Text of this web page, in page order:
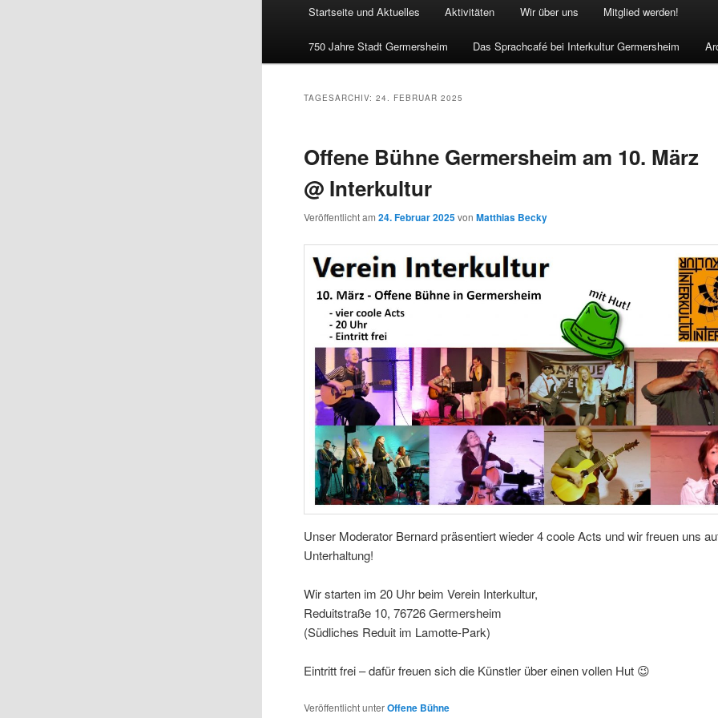
Startseite und Aktuelles Aktivitäten Wir über uns Mitglied werden!
750 Jahre Stadt Germersheim Das Sprachcafé bei Interkultur Germersheim
TAGESARCHIV:24. FEBRUAR 2025
Offene Bühne Germersheim am 10. März
@ Interkultur
Veröffentlicht am24. Februar 2025 vonMatthias Becky
Unser Moderator Bernard präsentiert wieder 4 coole Acts und wir freuen uns
Unterhaltung!
Wir starten im 20 Uhr beim Verein Interkultur,
Reduitstraße 10, 76726 Germersheim
(Südliches Reduit im Lamotte-Park)
Eintritt frei – dafür freuen sich die Künstler über einen vollen Hut 😉
Veröffentlicht unter Offene Bühne